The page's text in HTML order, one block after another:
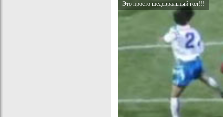
Это просто шедевральный гол!!!